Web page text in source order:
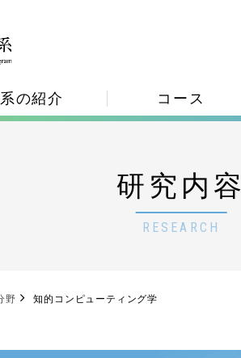
系の紹介 コース
研究内容
RESEARCH
野 知的コンピューティング学